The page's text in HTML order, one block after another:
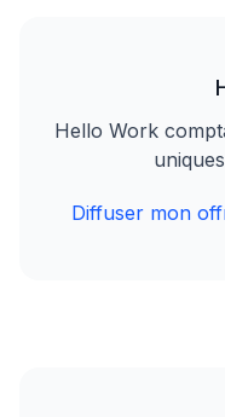
Hello Work
Diffuser mon